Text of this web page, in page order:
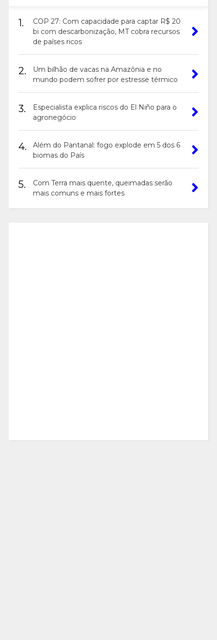
1.
COP 27: Com capacidade para captar R$ 20
bi com descarbonização, MT cobra recursos
de países ricos
2.
Um bilhão de vacas na Amazônia e no
mundo podem sofrer por estresse térmico
3.
Especialista explica riscos do El Niño para o
agronegócio
4.
Além do Pantanal: fogo explode em 5 dos 6
biomas do País
5.
Com Terra mais quente, queimadas serão
mais comuns e mais fortes